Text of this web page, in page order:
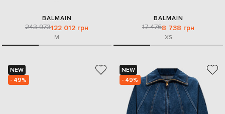
BALMAIN
243 973122 012 грн
M
BALMAIN
17 4768 738 грн
XS
NEW
- 49%
NEW
- 49%